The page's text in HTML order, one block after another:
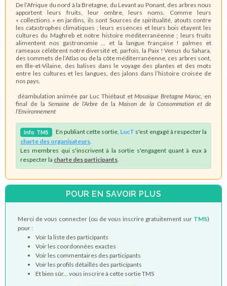
De l’Afrique du nord à la Bretagne, du Levant au Ponant, des arbres nous
apportent leurs fruits, leur ombre, leurs noms. Comme leurs
« collections » en jardins, ils sont Sources de spiritualité, atouts contre
les catastrophes climatiques ; leurs essences et leurs bois étayent les
cultures du Maghreb et notre histoire méditerranéenne ; leurs fruits
alimentent nos gastronomie … et la langue française ! palmes et
rameaux célèbrent notre diversité et, parfois, la Paix ! Venus du Sahara,
des sommets de l’Atlas ou de la côte méditerranéenne, ces arbres sont,
en Ille-et-Vilaine, des balises dans le voyage des plantes et des mots
entre les cultures et les langues, des jalons dans l’histoire croisée de
nos pays.
déambulation animée par Luc Thiébaut etMosaïque Bretagne Maroc , en
final de laSemaine de l’Arbre de la Maison de la Consommation et de
l’Environnement
Info TMS En publiant cette sortie, LucT s'est engagé à respecter la
charte des organisateurs
Les membres qui s'inscrivent à la sortie s'engagent quant à eux à
respecter la charte des participants
POUR EN SAVOIR PLUS
Merci de vous connecter (ou de vous inscrire gratuitement sur TMS)
pour :
Voir la liste des participants
Voir les coordonnées exactes
Voir les commentaires des participants
Voir les profils détaillés des participants
Et bien sûr... vous inscrire à cette sortie TMS